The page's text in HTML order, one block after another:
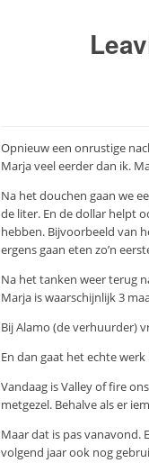
Opnieuw een onrustige
Marja veel eerder dan ik.
Na het douchen gaan we
de liter. En de dollar helpt
hebben. Bijvoorbeeld van
ergens gaan eten zo’n
Na het tanken weer terug
Marja is waarschijnlijk 3
Bij Alamo (de verhuurder)
En dan gaat het echte
Vandaag is Valley of fire
metgezel. Behalve als er
Maar dat is pas vanavond.
volgend jaar ook nog